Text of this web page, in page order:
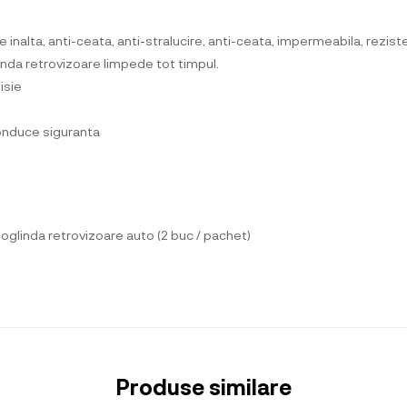
anti-ceata, anti-stralucire, anti-ceata, impermeabila,
retrovizoare limpede tot timpul.
siguranta
retrovizoare auto (2 buc / pachet)
Produse similare